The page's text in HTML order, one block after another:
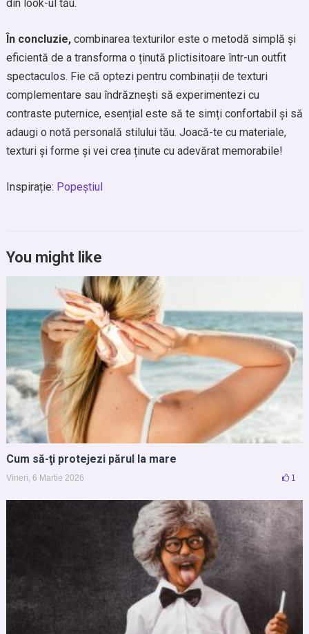
din look-ul tău.
În concluzie,combinarea texturilor este o metodă simplă și
eficientă de a transforma o ținută plictisitoare într-un outfit
spectaculos. Fie că optezi pentru combinații de texturi
complementare sau îndrăznești să experimentezi cu
contraste puternice, esențial este să te simți confortabil și să
adaugi o notă personală stilului tău. Joacă-te cu materiale,
texturi și forme și vei crea ținute cu adevărat memorabile!
Inspirație: Popeștiul
You might like
Cum să-ţi protejezi părul la mare
Vineri, 6 Martie 2026 1